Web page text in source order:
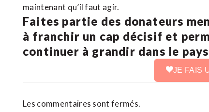
maintenant qu’il faut agir.
Faites partie des donateurs
à franchir un cap décisif et
continuer à grandir dans le
JE FAIS
Les commentaires sont fermés.